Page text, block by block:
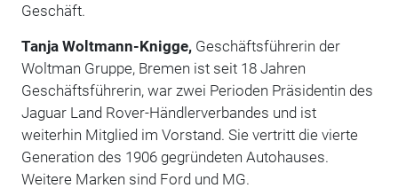
Geschäft.
Tanja Woltmann-Knigge, Geschäftsführerin der
Woltman Gruppe, Bremen ist seit 18 Jahren
Geschäftsführerin, war zwei Perioden Präsidentin des
Jaguar Land Rover-Händlerverbandes und ist
weiterhin Mitglied im Vorstand. Sie vertritt die vierte
Generation des 1906 gegründeten Autohauses.
Weitere Marken sind Ford und MG.